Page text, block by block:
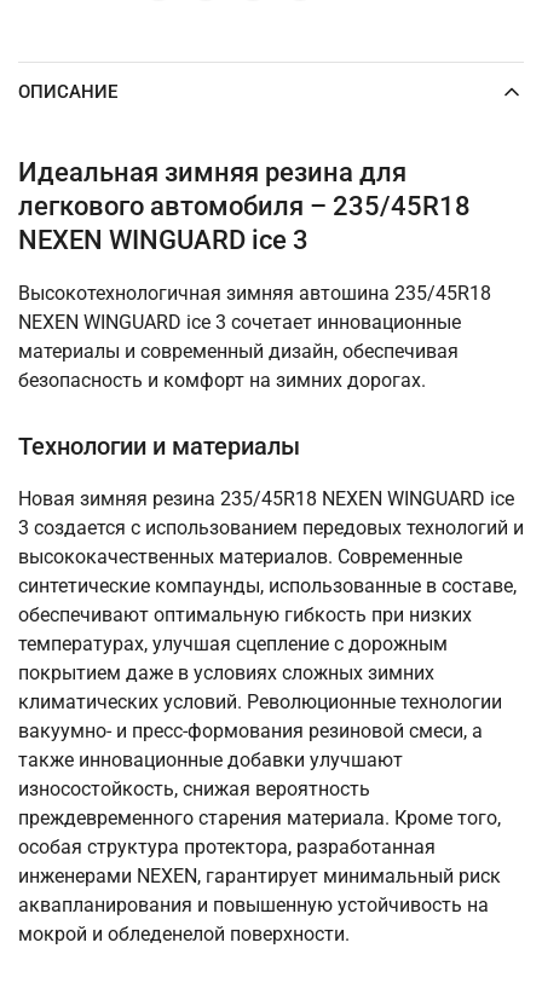
ОПИСАНИЕ
Идеальная зимняя резина для
легкового автомобиля – 235/45R18
NEXEN WINGUARD ice 3
Высокотехнологичная зимняя автошина 235/45R18
NEXEN WINGUARD ice 3 сочетает инновационные
материалы и современный дизайн, обеспечивая
безопасность и комфорт на зимних дорогах.
Технологии и материалы
Новая зимняя резина 235/45R18 NEXEN WINGUARD ice
3 создается с использованием передовых технологий и
высококачественных материалов. Современные
синтетические компаунды, использованные в составе,
обеспечивают оптимальную гибкость при низких
температурах, улучшая сцепление с дорожным
покрытием даже в условиях сложных зимних
климатических условий. Революционные технологии
вакуумно- и пресс-формования резиновой смеси, а
также инновационные добавки улучшают
износостойкость, снижая вероятность
преждевременного старения материала. Кроме того,
особая структура протектора, разработанная
инженерами NEXEN, гарантирует минимальный риск
аквапланирования и повышенную устойчивость на
мокрой и обледенелой поверхности.